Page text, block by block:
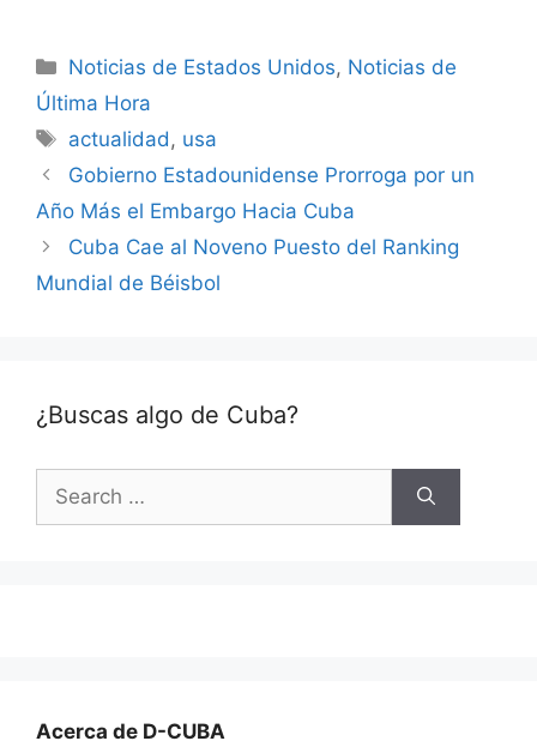
Categories
Noticias de Estados Unidos, Noticias de
Última Hora
Tags
actualidad , usa
Gobierno Estadounidense Prorroga por un
Año Más el Embargo Hacia Cuba
Cuba Cae al Noveno Puesto del Ranking
Mundial de Béisbol
¿Buscas algo de Cuba?
for:
Acerca de D-CUBA